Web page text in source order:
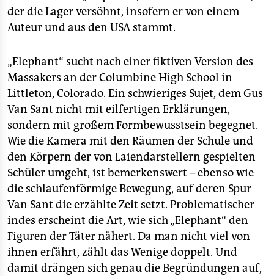
der die Lager versöhnt, insofern er von einem
Auteur und aus den USA stammt.
„Elephant“ sucht nach einer fiktiven Version des
Massakers an der Columbine High School in
Littleton, Colorado. Ein schwieriges Sujet, dem Gus
Van Sant nicht mit eilfertigen Erklärungen,
sondern mit großem Formbewusstsein begegnet.
Wie die Kamera mit den Räumen der Schule und
den Körpern der von Laiendarstellern gespielten
Schüler umgeht, ist bemerkenswert – ebenso wie
die schlaufenförmige Bewegung, auf deren Spur
Van Sant die erzählte Zeit setzt. Problematischer
indes erscheint die Art, wie sich „Elephant“ den
Figuren der Täter nähert. Da man nicht viel von
ihnen erfährt, zählt das Wenige doppelt. Und
damit drängen sich genau die Begründungen auf,